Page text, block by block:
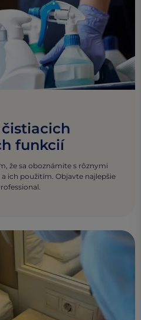
funkcií
že sa oboznámite s rôznymi
ich použitím. Objavte najlepšie